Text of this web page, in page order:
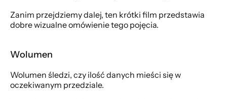
Zanim przejdziemy dalej, ten krótki film przedstawia
dobre wizualne omówienie tego pojęcia.
Wolumen
Wolumen śledzi, czy ilość danych mieści się w
oczekiwanym przedziale.